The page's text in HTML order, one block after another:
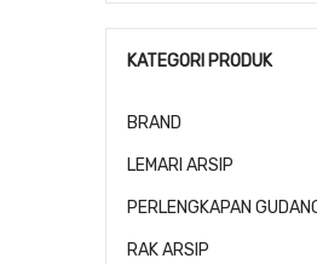
KATEGORI PRODUK
BRAND
LEMARI ARSIP
PERLENGKAPAN
RAK ARSIP